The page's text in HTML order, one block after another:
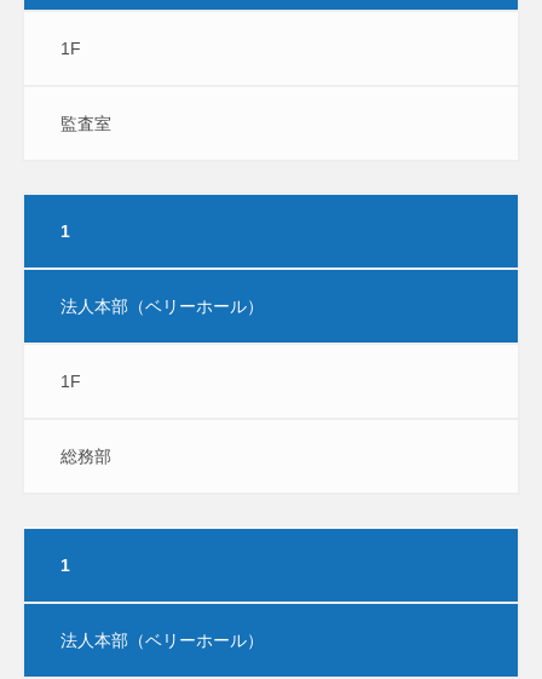
1F
監査室
1
法人本部（ベリーホール）
1F
総務部
1
法人本部（ベリーホール）